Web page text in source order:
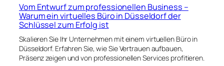
Vom Entwurf zum professionellen Business –
Warum ein virtuelles Büro in Düsseldorf der
Schlüssel zum Erfolg ist
Skalieren Sie Ihr Unternehmen mit einem virtuellen Büro in
Düsseldorf. Erfahren Sie, wie Sie Vertrauen aufbauen,
Präsenz zeigen und von professionellen Services profitieren.